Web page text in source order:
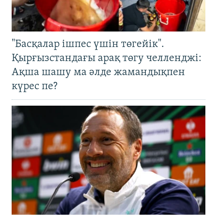
"Басқалар ішпес үшін төгейік".
Қырғызстандағы арақ төгу челленджі:
Ақша шашу ма әлде жамандықпен
күрес пе?